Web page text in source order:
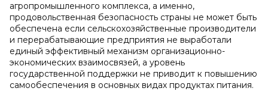
агропромышленного комплекса, а именно,
продовольственная безопасность страны не может быть
обеспечена если сельскохозяйственные производители
и перерабатывающие предприятия не выработали
единый эффективный механизм организационно-
экономических взаимосвязей, а уровень
государственной поддержки не приводит к повышению
самообеспечения в основных видах продуктах питания.